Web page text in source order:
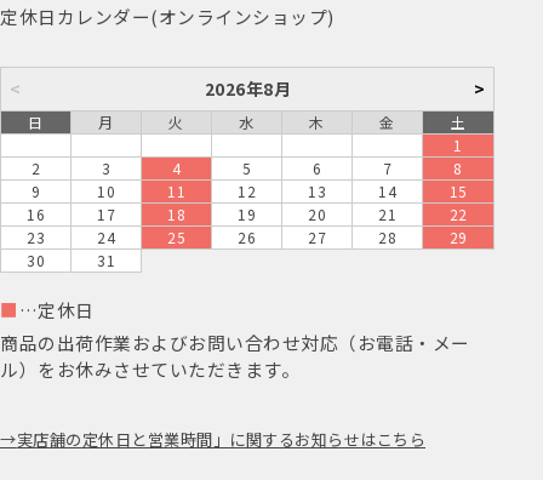
定休日カレンダー(オンラインショップ)
< 2026年8月 >
日 月 火 水 木 金
土
1
2
3 4 5 6 7
8
9
10 11 12 13 14
15
16
17 18 19 20 21
22
23
24 25 26 27 28
29
30
31
■ …定休日
商品の出荷作業およびお問い合わせ対応（お電話・メー
ル）をお休みさせていただきます。
実店舗の定休日と営業時間」に関するお知らせはこちら